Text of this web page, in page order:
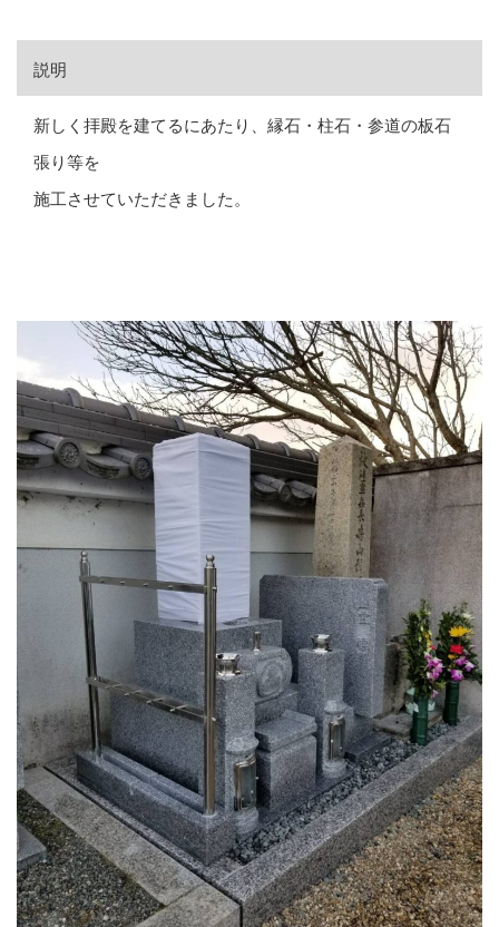
説明
新しく拝殿を建てるにあたり、縁石・柱石・参道の板石
張り等を
施工させていただきました。